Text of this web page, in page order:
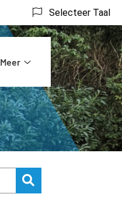
Selecteer Taal
Meer
submenu